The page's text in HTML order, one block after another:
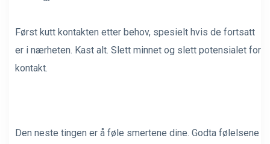
Først kutt kontakten etter behov, spesielt hvis de fortsatt
er i nærheten. Kast alt. Slett minnet og slett potensialet for
kontakt.
Den neste tingen er å føle smertene dine. Godta følelsene